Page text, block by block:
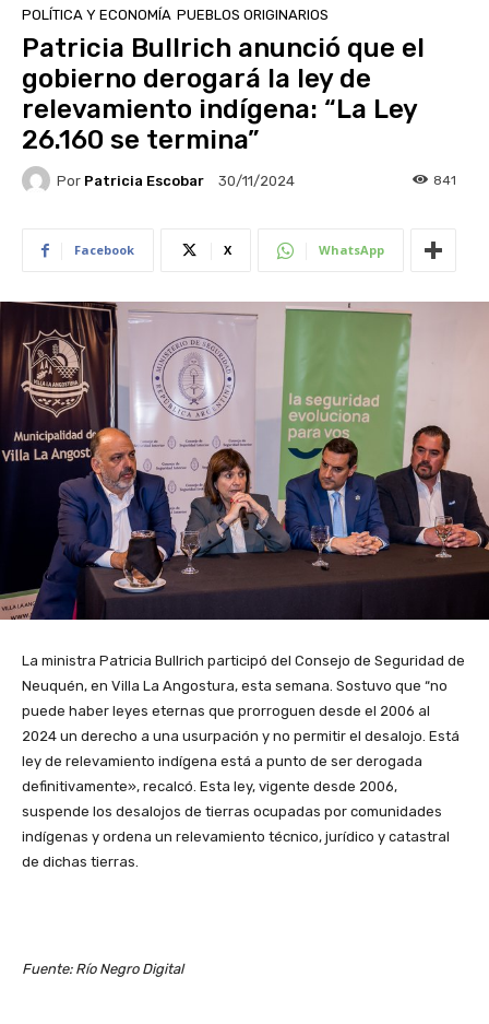
POLÍTICA Y ECONOMÍA PUEBLOS ORIGINARIOS
Patricia Bullrich anunció que el
gobierno derogará la ley de
relevamiento indígena: “La Ley
26.160 se termina”
Por Patricia Escobar 30/11/2024 841
Facebook X WhatsApp
La ministra Patricia Bullrich participó del Consejo de Seguridad de
Neuquén, en Villa La Angostura, esta semana. Sostuvo que “no
puede haber leyes eternas que prorroguen desde el 2006 al
2024 un derecho a una usurpación y no permitir el desalojo. Está
ley de relevamiento indígena está a punto de ser derogada
definitivamente», recalcó. Esta ley, vigente desde 2006,
suspende los desalojos de tierras ocupadas por comunidades
indígenas y ordena un relevamiento técnico, jurídico y catastral
de dichas tierras.
Fuente: Río Negro Digital